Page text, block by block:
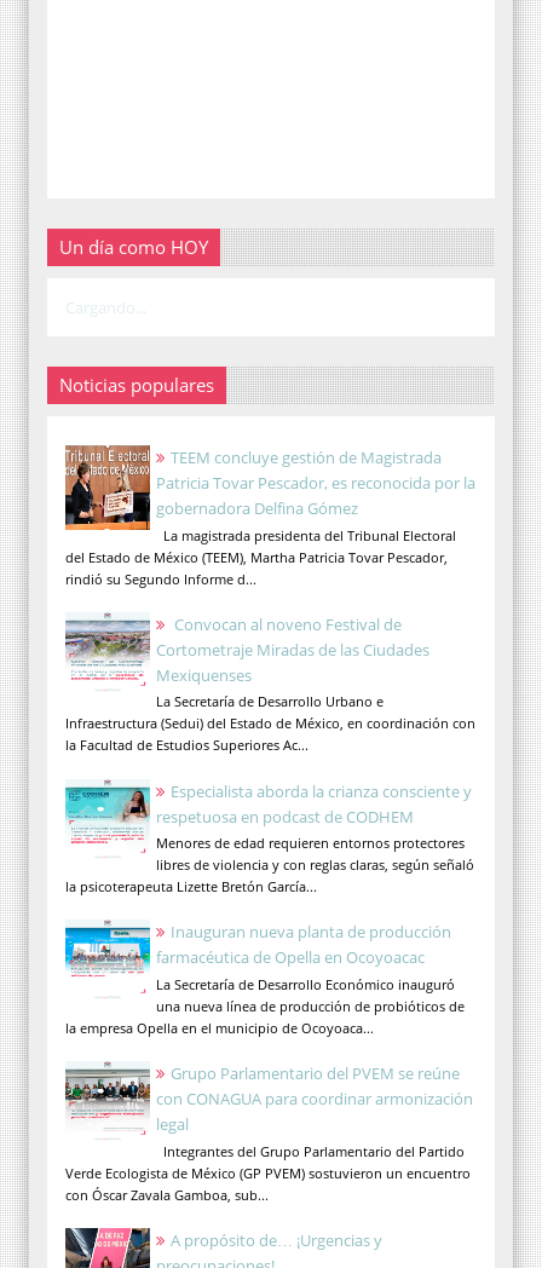
Un día como HOY
Cargando...
Noticias populares
TEEM concluye gestión de Magistrada
Patricia Tovar Pescador, es reconocida por la
gobernadora Delfina Gómez
La magistrada presidenta del Tribunal Electoral
del Estado de México (TEEM), Martha Patricia Tovar Pescador,
rindió su Segundo Informe d...
Convocan al noveno Festival de
Cortometraje Miradas de las Ciudades
Mexiquenses
La Secretaría de Desarrollo Urbano e
Infraestructura (Sedui) del Estado de México, en coordinación con
la Facultad de Estudios Superiores Ac...
Especialista aborda la crianza consciente y
respetuosa en podcast de CODHEM
Menores de edad requieren entornos protectores
libres de violencia y con reglas claras, según señaló
la psicoterapeuta Lizette Bretón García...
Inauguran nueva planta de producción
farmacéutica de Opella en Ocoyoacac
La Secretaría de Desarrollo Económico inauguró
una nueva línea de producción de probióticos de
la empresa Opella en el municipio de Ocoyoaca...
Grupo Parlamentario del PVEM se reúne
con CONAGUA para coordinar armonización
legal
Integrantes del Grupo Parlamentario del Partido
Verde Ecologista de México (GP PVEM) sostuvieron un encuentro
con Óscar Zavala Gamboa, sub...
A propósito de… ¡Urgencias y